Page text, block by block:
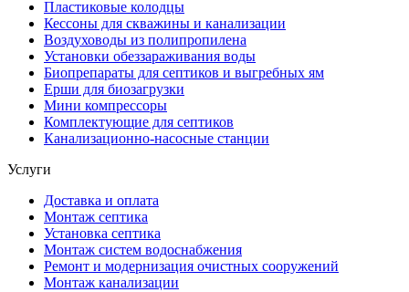
Пластиковые колодцы
Кессоны для скважины и канализации
Воздуховоды из полипропилена
Установки обеззараживания воды
Биопрепараты для септиков и выгребных ям
Ерши для биозагрузки
Мини компрессоры
Комплектующие для септиков
Канализационно-насосные станции
Услуги
Доставка и оплата
Монтаж септика
Установка септика
Монтаж систем водоснабжения
Ремонт и модернизация очистных сооружений
Монтаж канализации